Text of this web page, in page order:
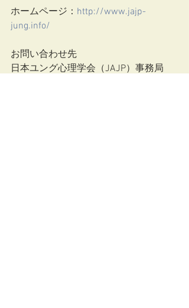
ホームページ： http://www.jajp-
jung.info/
お問い合わせ先
日本ユング心理学会（JAJP）事務局